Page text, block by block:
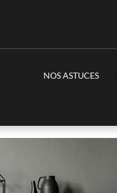
NOS ASTUCES